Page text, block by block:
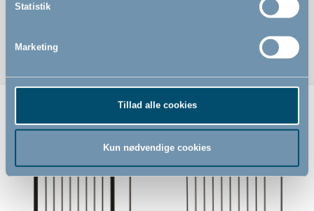
Statistik
Marketing
Tillad alle cookies
Kun nødvendige cookies
Relaterede produkter